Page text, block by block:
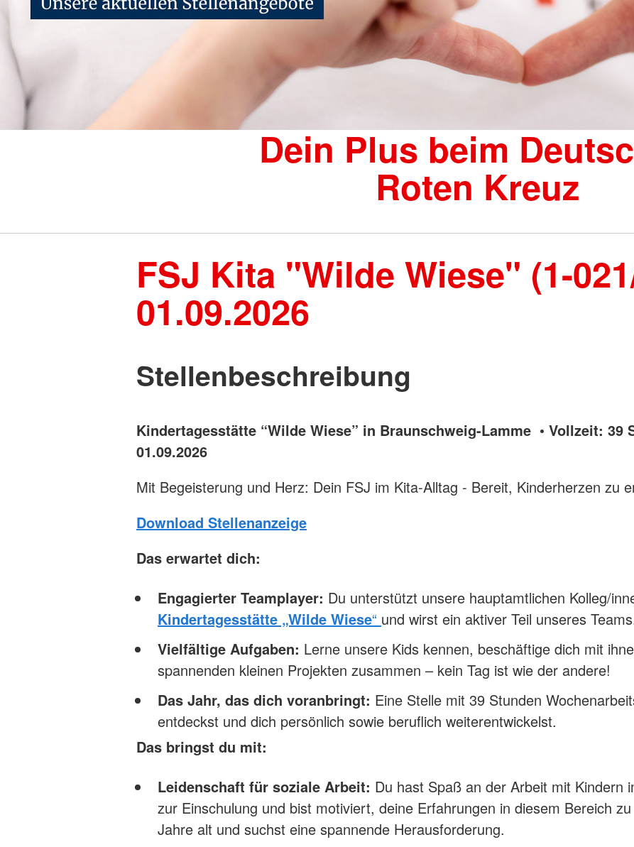
Pflege und Betreuung
Erste Hilfe in Schule und
Kindergarten
Freizeiten und Aktionen
Teamer:in werden
DRK-
Was ist
Dein Plus beim
Roten Kreuz
FSJ Kita "Wilde Wiese" (1-
01.09.2026
Stellenbeschreibung
Kindertagesstätte “Wilde Wiese” in Braunschweig-Lamme • Vollzeit: 39
01.09.2026
Mit Begeisterung und Herz: Dein FSJ im Kita-Alltag - Bereit, Kinderherzen zu
Download Stellenanzeige
Das erwartet dich:
Engagierter Teamplayer: Du unterstützt unsere hauptamtlichen Kolleg/
Kindertagesstätte „Wilde Wiese“ und wirst ein aktiver Teil unseres
Vielfältige Aufgaben: Lerne unsere Kids kennen, beschäftige dich mit
spannenden kleinen Projekten zusammen – kein Tag ist wie der andere!
Das Jahr, das dich voranbringt: Eine Stelle mit 39 Stunden
entdeckst und dich persönlich sowie beruflich weiterentwickelst.
Das bringst du mit:
Leidenschaft für soziale Arbeit: Du hast Spaß an der Arbeit mit Kindern
zur Einschulung und bist motiviert, deine Erfahrungen in diesem Bereich
Jahre alt und suchst eine spannende Herausforderung.